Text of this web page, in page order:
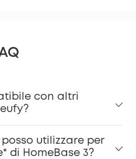
con altri
utilizzare per
di HomeBase 3?